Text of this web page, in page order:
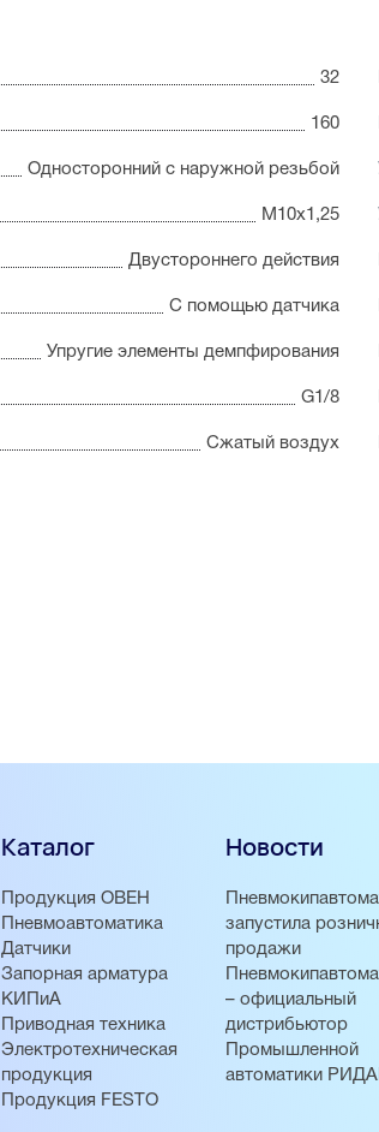
32
160
Односторонний с наружной резьбой
М10х1,25
Двустороннего действия
С помощью датчика
Упругие элементы демпфирования
G1/8
Сжатый воздух
Каталог
Продукция ОВЕН
Пневмоавтоматика
Датчики
Запорная арматура
КИПиА
Приводная техника
Электротехническая
продукция
Продукция FESTO
Новости
запустила
продажи
– официальный
дистрибьютор
Промышленной
автоматики